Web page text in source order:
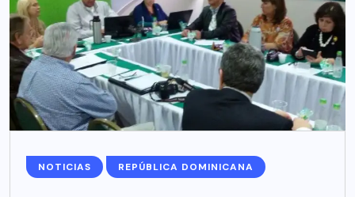
NOTICIAS REPÚBLICA DOMINICANA